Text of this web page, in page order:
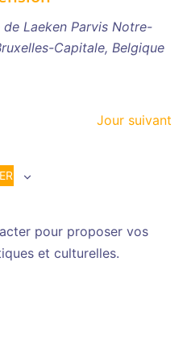
Laeken Parvis Notre-
Capitale, Belgique
Jour suivant
pour proposer vos
et culturelles.